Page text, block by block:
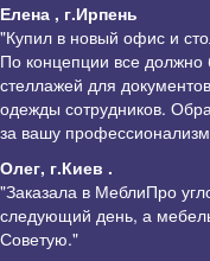
Елена , г.Ирпень
"Купил в новый офис и
По концепции все
стеллажей для
одежды сотрудников.
за вашу
Олег, г.Киев .
"Заказала в МеблиПро
следующий день, а
Советую."